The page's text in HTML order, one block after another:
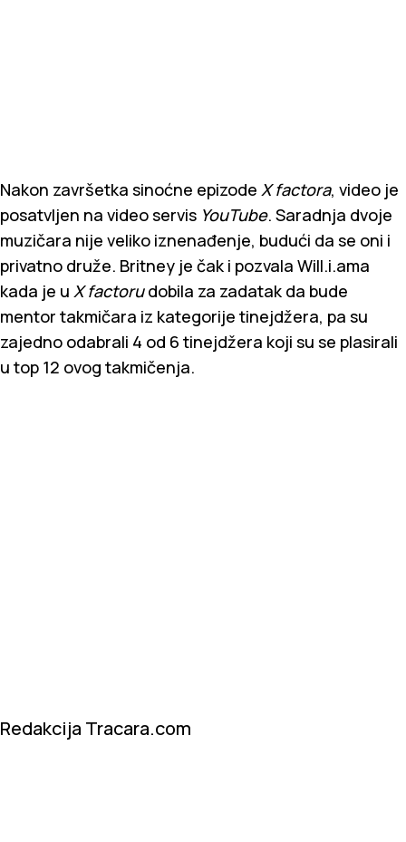
Nakon završetka sinoćne epizode X factora, video je
posatvljen na video servis YouTube. Saradnja dvoje
muzičara nije veliko iznenađenje, budući da se oni i
privatno druže. Britney je čak i pozvala Will.i.ama
kada je u X factorudobila za zadatak da bude
mentor takmičara iz kategorije tinejdžera, pa su
zajedno odabrali 4 od 6 tinejdžera koji su se plasirali
u top 12 ovog takmičenja.
Redakcija Tracara.com